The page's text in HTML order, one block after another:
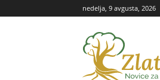
nedelja, 9 avgusta, 2026